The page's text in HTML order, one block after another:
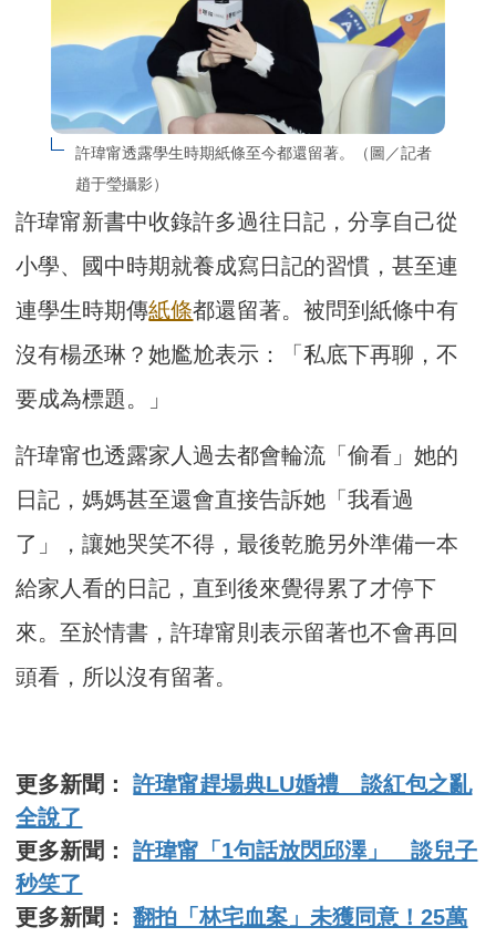
許瑋甯透露學生時期紙條至今都還留著。（圖／記者
趙于瑩攝影）
許瑋甯新書中收錄許多過往日記，分享自己從
小學、國中時期就養成寫日記的習慣，甚至連
連學生時期傳紙條都還留著。被問到紙條中有
沒有楊丞琳？她尷尬表示：「私底下再聊，不
要成為標題。」
許瑋甯也透露家人過去都會輪流「偷看」她的
日記，媽媽甚至還會直接告訴她「我看過
了」，讓她哭笑不得，最後乾脆另外準備一本
給家人看的日記，直到後來覺得累了才停下
來。至於情書，許瑋甯則表示留著也不會再回
頭看，所以沒有留著。
更多新聞：許瑋甯趕場典LU婚禮 談紅包之亂
全說了
更多新聞：許瑋甯「1句話放閃邱澤」 談兒子
秒笑了
更多新聞：翻拍「林宅血案」未獲同意！25萬